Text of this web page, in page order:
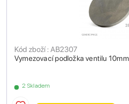
Vymezovací podložka ventilu
Kód zboží : AB2307
2 Skladem